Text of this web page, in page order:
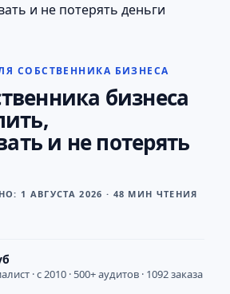
и не потерять деньги
СОБСТВЕННИКА БИЗНЕСА
бизнеса
и не потерять
1 АВГУСТА 2026 · 48 МИН ЧТЕНИЯ
· с 2010 · 500+ аудитов · 1092 заказа